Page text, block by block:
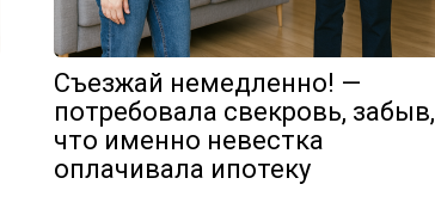
Съезжай немедленно! —
потребовала свекровь, забыв,
что именно невестка
оплачивала ипотеку